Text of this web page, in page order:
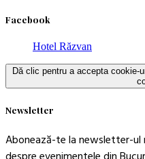
Facebook
Hotel Răzvan
Dă clic pentru a accepta
Newsletter
Abonează-te la newsletter-
despre evenimentele din